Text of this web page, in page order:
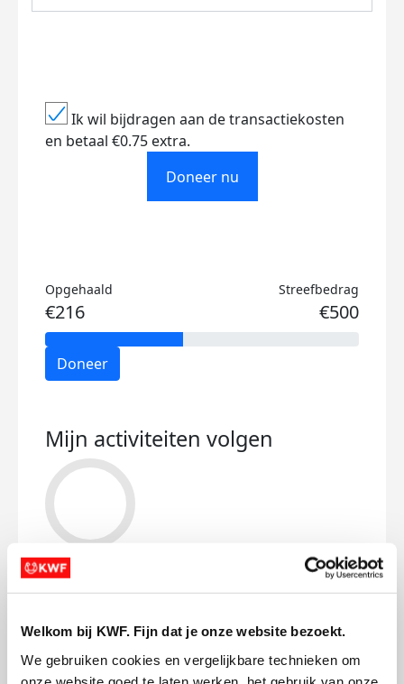
Welkom bij KWF. Fijn dat je onze website bezoekt.
We gebruiken cookies en vergelijkbare technieken om
Ik wil bijdragen aan de transactiekosten
en betaal €0.75 extra.
Doneer nu
Opgehaald
€216
Streefbedrag
€500
Doneer
Mijn activiteiten volgen
49
Lisanne's badges